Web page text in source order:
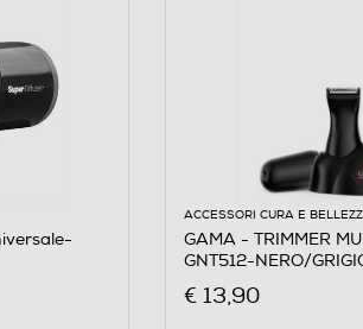
ACCESSORI CURA E
GAMA - TRIMMER
GNT512-NERO/
€ 13,90